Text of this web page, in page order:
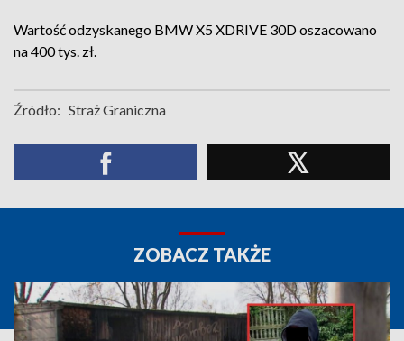
Wartość odzyskanego BMW X5 XDRIVE 30D oszacowano
na 400 tys. zł.
Źródło: Straż Graniczna
ZOBACZ TAKŻE